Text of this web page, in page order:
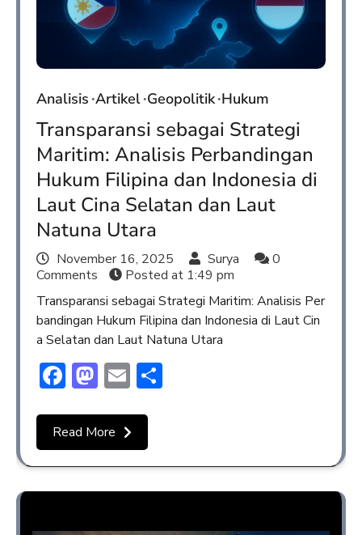
Analisis Artikel Geopolitik Hukum
Transparansi sebagai Strategi
Maritim: Analisis Perbandingan
Hukum Filipina dan Indonesia di
Laut Cina Selatan dan Laut
Natuna Utara
November 16, 2025 Surya
0
Comments
Posted at 1:49 pm
Transparansi sebagai Strategi Maritim: Analisis Per
bandingan Hukum Filipina dan Indonesia di Laut Cin
a Selatan dan Laut Natuna Utara
Facebook
Mastodon
Email
Read More